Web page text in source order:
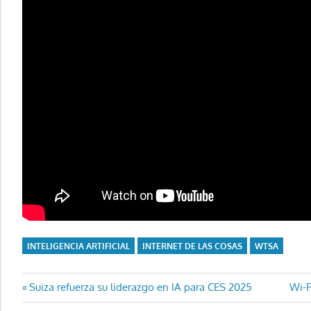
INTELIGENCIA ARTIFICIAL INTERNET DE LAS COSAS WTSA
Navegación
Entrada
anterior:
Suiza refuerza su liderazgo en IA para CES 2025 Wi-